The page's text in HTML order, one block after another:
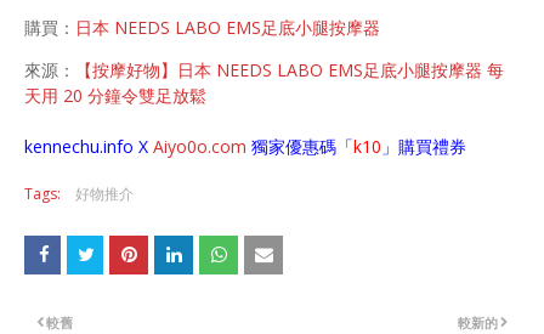
購買： 日本 NEEDS LABO EMS足底小腿按摩器
來源：
【按摩好物】日本 NEEDS LABO EMS足底小腿按摩器 每
天用 20 分鐘令雙足放鬆
kennechu.info X Aiyo0o.com 獨家優惠碼「k10 」購買禮券
Tags: 好物推介
較新的
較舊